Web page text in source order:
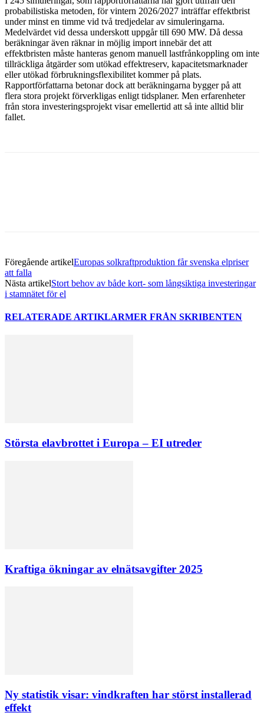
probabilistiska metoden, för vintern 2026/2027 inträffar effektbrist
under minst en timme vid två tredjedelar av simuleringarna.
Medelvärdet vid dessa underskott uppgår till 690 MW. Då dessa
beräkningar även räknar in möjlig import innebär det att
effektbristen måste hanteras genom manuell lastfrånkoppling om inte
tillräckliga åtgärder som utökad effektreserv, kapacitetsmarknader
eller utökad förbrukningsflexibilitet kommer på plats.
Rapportförfattarna betonar dock att beräkningarna bygger på att
flera stora projekt förverkligas enligt tidsplaner. Men erfarenheter
från stora investeringsprojekt visar emellertid att så inte alltid blir
fallet.
Föregående artikelEuropas solkraftproduktion får svenska elpriser
att falla
Nästa artikelStort behov av både kort- som långsiktiga investeringar
i stamnätet för el
RELATERADE ARTIKLARMER FRÅN SKRIBENTEN
Största elavbrottet i Europa – EI utreder
Kraftiga ökningar av elnätsavgifter 2025
Ny statistik visar: vindkraften har störst installerad
effekt